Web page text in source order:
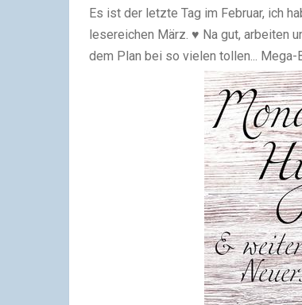
Es ist der letzte Tag im Februar, ich
lesereichen März. ♥ Na gut, arbeiten
dem Plan bei so vielen tollen...